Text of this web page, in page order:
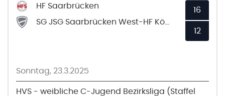
HF Saarbrücken
16
12
Sonntag, 23.3.2025
HVS - weibliche C-Jugend Bezirksliga (Staffel